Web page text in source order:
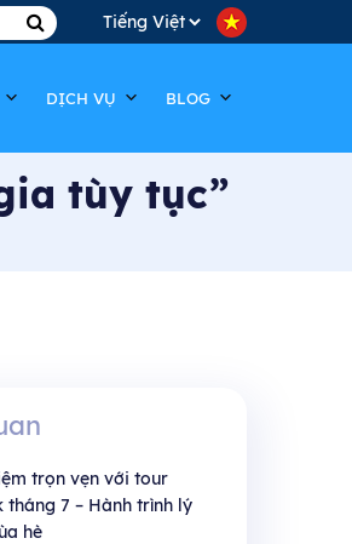
Choose
language
DỊCH VỤ BLOG
tùy tục”
trọn vẹn với tour
tháng 7 – Hành trình lý
hè